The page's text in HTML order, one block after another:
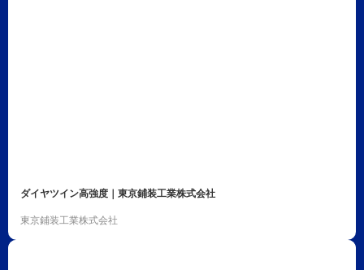
ダイヤツイン高強度｜東京鋪装工業株式会社
東京鋪装工業株式会社